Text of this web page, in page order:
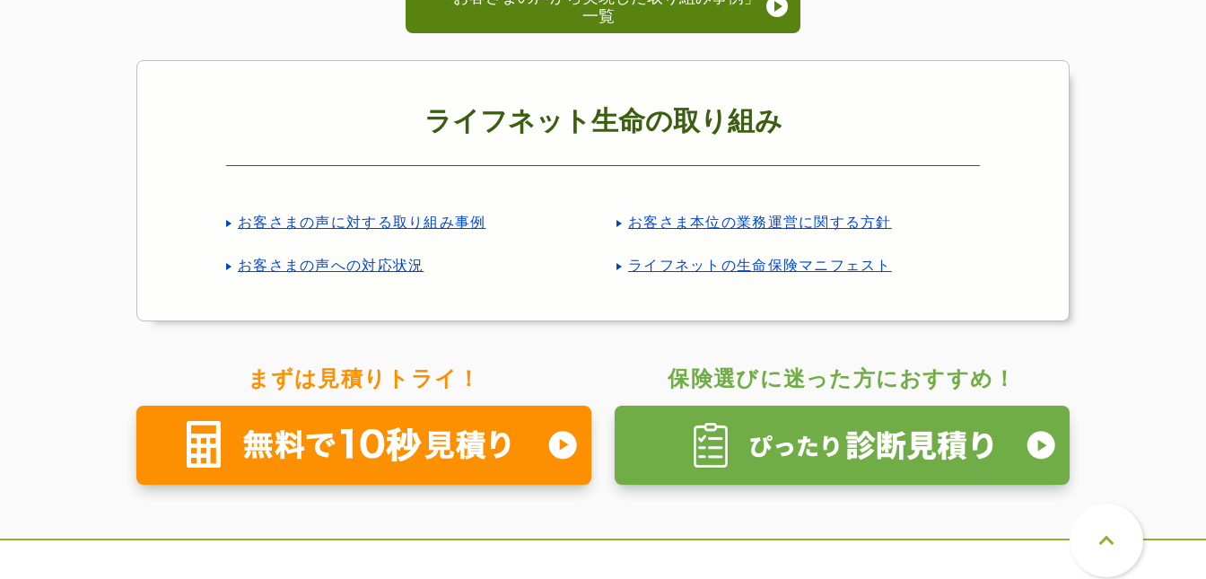
一覧
ライフネット生命の取り組み
お客さまの声に対する取り組み事例 お客さま本位の業務運営に関する方針
お客さまの声への対応状況 ライフネットの生命保険マニフェスト
まずは見積りトライ！ 保険選びに迷った方におすすめ！